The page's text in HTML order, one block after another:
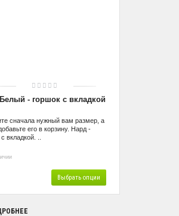
- горшок с вкладкой
сначала нужный вам размер, а
его в корзину. Нард -
вкладкой. ..
Выбрать опции